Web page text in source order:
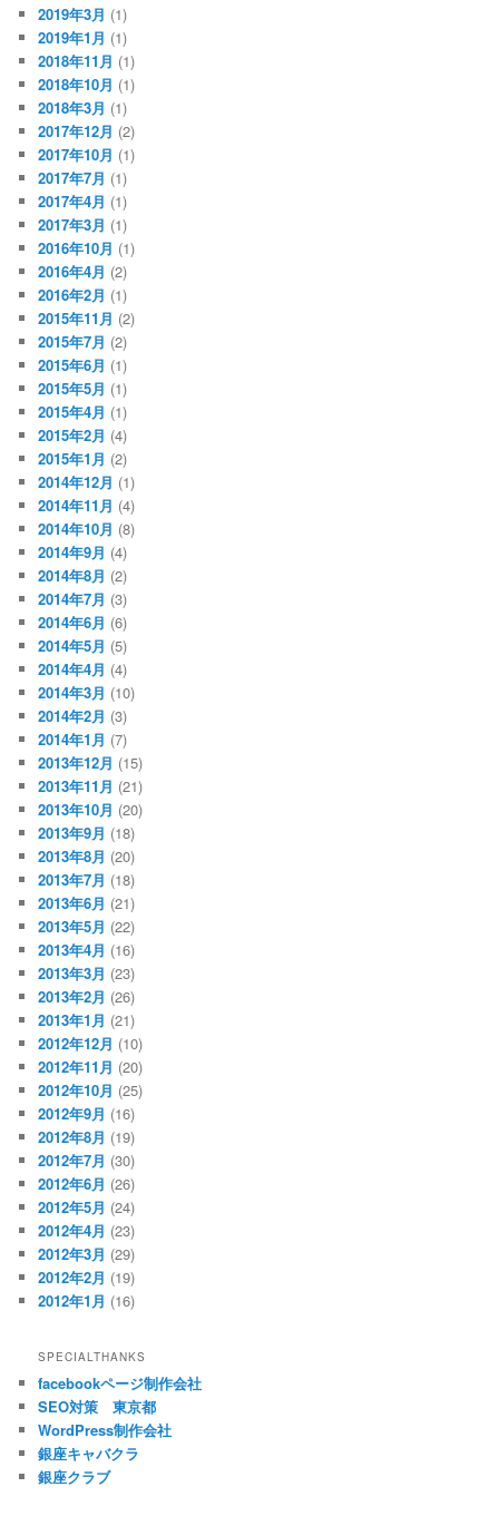
2019年3月 (1)
2019年1月 (1)
2018年11月 (1)
2018年10月 (1)
2018年3月 (1)
2017年12月 (2)
2017年10月 (1)
2017年7月 (1)
2017年4月 (1)
2017年3月 (1)
2016年10月 (1)
2016年4月 (2)
2016年2月 (1)
2015年11月 (2)
2015年7月 (2)
2015年6月 (1)
2015年5月 (1)
2015年4月 (1)
2015年2月 (4)
2015年1月 (2)
2014年12月 (1)
2014年11月 (4)
2014年10月 (8)
2014年9月 (4)
2014年8月 (2)
2014年7月 (3)
2014年6月 (6)
2014年5月 (5)
2014年4月 (4)
2014年3月 (10)
2014年2月 (3)
2014年1月 (7)
2013年12月 (15)
2013年11月 (21)
2013年10月 (20)
2013年9月 (18)
2013年8月 (20)
2013年7月 (18)
2013年6月 (21)
2013年5月 (22)
2013年4月 (16)
2013年3月 (23)
2013年2月 (26)
2013年1月 (21)
2012年12月 (10)
2012年11月 (20)
2012年10月 (25)
2012年9月 (16)
2012年8月 (19)
2012年7月 (30)
2012年6月 (26)
2012年5月 (24)
2012年4月 (23)
2012年3月 (29)
2012年2月 (19)
2012年1月 (16)
SPECIALTHANKS
facebookページ制作会社
SEO対策 東京都
WordPress制作会社
銀座キャバクラ
銀座クラブ